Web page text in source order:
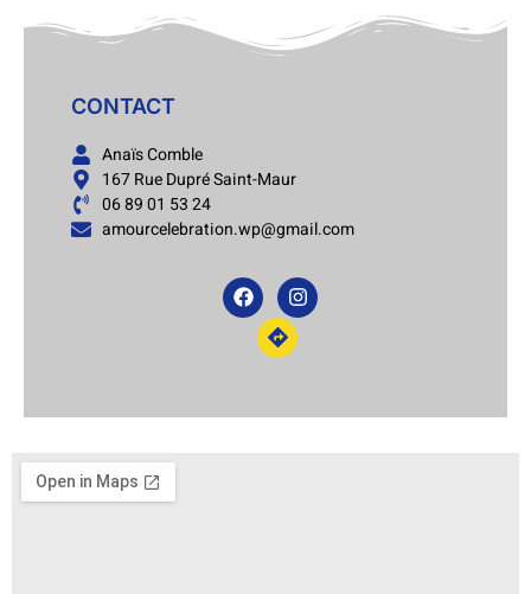
CONTACT
Anaïs Comble
167 Rue Dupré Saint-Maur
06 89 01 53 24
amourcelebration.wp@gmail.com